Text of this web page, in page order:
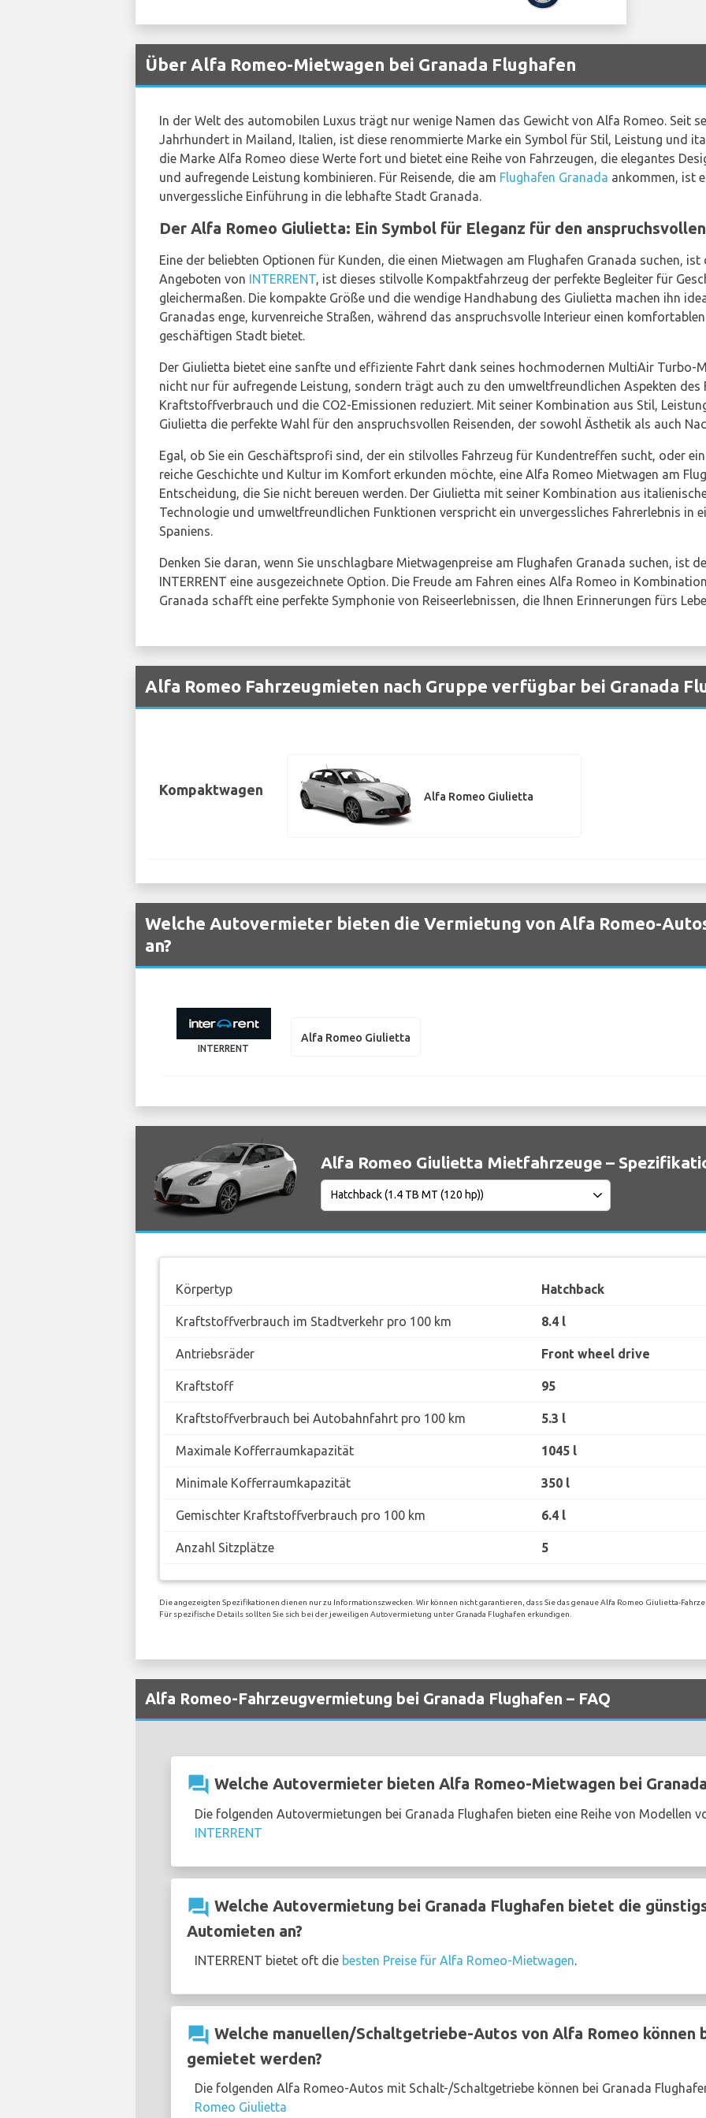
Über Alfa Romeo-Mietwagen bei Granada Flughafen
In der Welt des automobilen Luxus trägt nur wenige Namen das Gewicht von Alfa Romeo. Seit
Jahrhundert in Mailand, Italien, ist diese renommierte Marke ein Symbol für Stil, Leistung und
die Marke Alfa Romeo diese Werte fort und bietet eine Reihe von Fahrzeugen, die elegantes
und aufregende Leistung kombinieren. Für Reisende, die am Flughafen Granada ankommen, ist
unvergessliche Einführung in die lebhafte Stadt Granada.
Der Alfa Romeo Giulietta: Ein Symbol für Eleganz für den
Eine der beliebten Optionen für Kunden, die einen Mietwagen am Flughafen Granada suchen,
Angeboten von INTERRENT, ist dieses stilvolle Kompaktfahrzeug der perfekte Begleiter für
gleichermaßen. Die kompakte Größe und die wendige Handhabung des Giulietta machen ihn
Granadas enge, kurvenreiche Straßen, während das anspruchsvolle Interieur einen
geschäftigen Stadt bietet.
Der Giulietta bietet eine sanfte und effiziente Fahrt dank seines hochmodernen MultiAir Turbo-
nicht nur für aufregende Leistung, sondern trägt auch zu den umweltfreundlichen Aspekten des
Kraftstoffverbrauch und die CO2-Emissionen reduziert. Mit seiner Kombination aus Stil,
Giulietta die perfekte Wahl für den anspruchsvollen Reisenden, der sowohl Ästhetik als auch
Egal, ob Sie ein Geschäftsprofi sind, der ein stilvolles Fahrzeug für Kundentreffen sucht, oder
reiche Geschichte und Kultur im Komfort erkunden möchte, eine Alfa Romeo Mietwagen am
Entscheidung, die Sie nicht bereuen werden. Der Giulietta mit seiner Kombination aus
Technologie und umweltfreundlichen Funktionen verspricht ein unvergessliches Fahrerlebnis in
Spaniens.
Denken Sie daran, wenn Sie unschlagbare Mietwagenpreise am Flughafen Granada suchen, ist
INTERRENT eine ausgezeichnete Option. Die Freude am Fahren eines Alfa Romeo in
Granada schafft eine perfekte Symphonie von Reiseerlebnissen, die Ihnen Erinnerungen fürs
Alfa Romeo Fahrzeugmieten nach Gruppe verfügbar bei Granada
Kompaktwagen Alfa Romeo Giulietta
Welche Autovermieter bieten die Vermietung von Alfa Romeo-
an?
INTERRENT
Alfa Romeo Giulietta
Alfa Romeo Giulietta Mietfahrzeuge –
Körpertyp Hatchback
Kraftstoffverbrauch im Stadtverkehr pro 100 km 8.4 l
Antriebsräder Front wheel drive
Kraftstoff 95
Kraftstoffverbrauch bei Autobahnfahrt pro 100 km 5.3 l
Maximale Kofferraumkapazität 1045 l
Minimale Kofferraumkapazität 350 l
Gemischter Kraftstoffverbrauch pro 100 km 6.4 l
Anzahl Sitzplätze 5
Die angezeigten Spezifikationen dienen nur zu Informationszwecken. Wir können nicht garantieren, dass Sie das genaue Alfa Romeo Giulietta-
Für spezifische Details sollten Sie sich bei der jeweiligen Autovermietung unter Granada Flughafen erkundigen.
Alfa Romeo-Fahrzeugvermietung bei Granada Flughafen – FAQ
question_answer Welche Autovermieter bieten Alfa Romeo-Mietwagen bei
Die folgenden Autovermietungen bei Granada Flughafen bieten eine Reihe von Modellen
INTERRENT
question_answer Welche Autovermietung bei Granada Flughafen bietet die
Automieten an?
INTERRENT bietet oft die besten Preise für Alfa Romeo-Mietwagen.
question_answer Welche manuellen/Schaltgetriebe-Autos von Alfa Romeo können
gemietet werden?
Die folgenden Alfa Romeo-Autos mit Schalt-/Schaltgetriebe können bei Granada
Romeo Giulietta